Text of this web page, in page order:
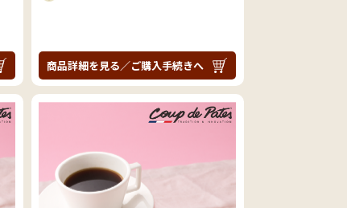
商品詳細を見る／ご購入手続きへ